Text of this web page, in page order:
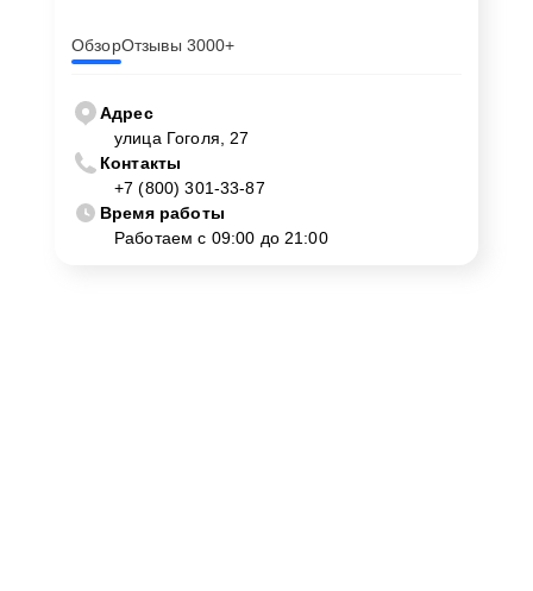
ОбзорОтзывы 3000+
Адрес
улица Гоголя, 27
Контакты
+7 (800) 301-33-87
Время работы
Работаем с 09:00 до 21:00